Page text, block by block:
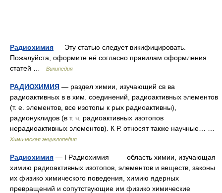
Радиохимия — Эту статью следует викифицировать.
Пожалуйста, оформите её согласно правилам оформления
статей …
Википедия
РАДИОХИМИЯ — раздел химии, изучающий св ва
радиоактивных в в хим. соединений, радиоактивных элементов
(т. е. элементов, все изотопы к рых радиоактивны),
радионуклидов (в т. ч. радиоактивных изотопов
нерадиоактивных элементов). К Р. относят также научные… …
Химическая энциклопедия
Радиохимия — I Радиохимия область химии, изучающая
химию радиоактивных изотопов, элементов и веществ, законы
их физико химического поведения, химию ядерных
превращений и сопутствующие им физико химические